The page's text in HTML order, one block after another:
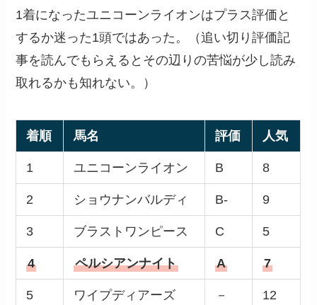
1着になったユニコーンライオンはプラス評価と
するか迷った1頭ではあった。（追い切り評価記
事を読んでもらえるとその辺りの苦悩が少し読み
取れるかも知れない。）
着順 馬名 評価 人気
1 ユニコーンライオン B 8
2 ショウナンバルディ B- 9
3 ブラストワンピース C 5
4 ペルシアンナイト A 7
5 ワイプディアーズ － 12